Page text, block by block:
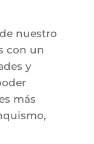
nuestro
con un
y
más